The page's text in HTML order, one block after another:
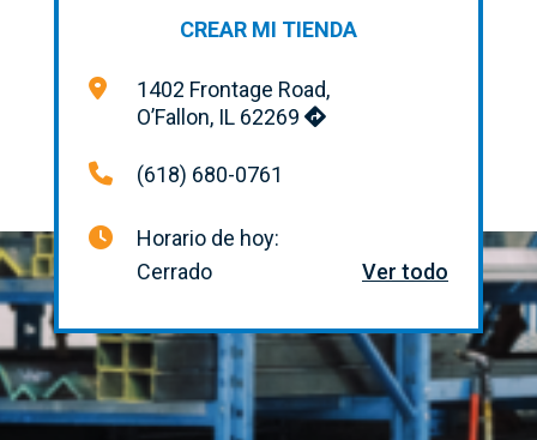
CREAR MI TIENDA
1402 Frontage Road,
O’Fallon, IL 62269
(618) 680-0761
Horario de hoy:
Cerrado
Ver todo